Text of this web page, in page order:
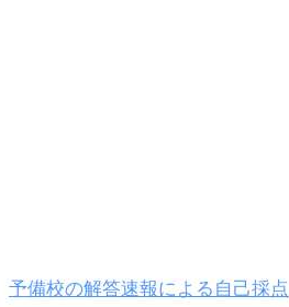
予備校の解答速報による自己採点